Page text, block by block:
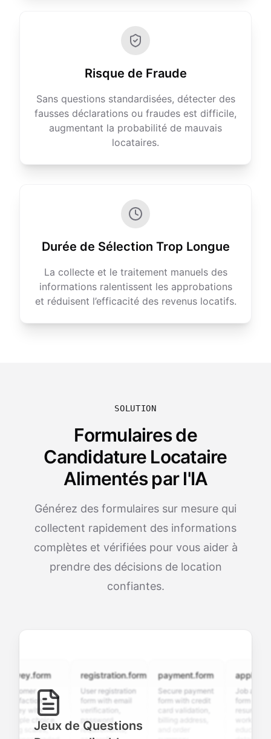
Risque de Fraude
Sans questions standardisées, détecter des
fausses déclarations ou fraudes est difficile,
augmentant la probabilité de mauvais
locataires.
Durée de Sélection Trop Longue
La collecte et le traitement manuels des
informations ralentissent les approbations
et réduisent l’efficacité des revenus locatifs.
SOLUTION
Formulaires de
Candidature Locataire
Alimentés par l'IA
Générez des formulaires sur mesure qui
collectent rapidement des informations
complètes et vérifiées pour vous aider à
prendre des décisions de location
confiantes.
with
choice,
registration.form
User registration
form with email
verification,
password
requirements,
payment.form
Secure payment
form with credit
card validation,
and order
Job application
form with
resume upload,
Jeux de Questions